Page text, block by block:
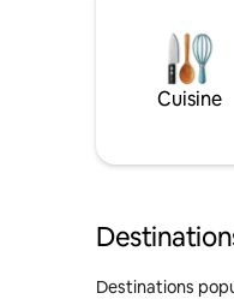
Cuisine
Destinations